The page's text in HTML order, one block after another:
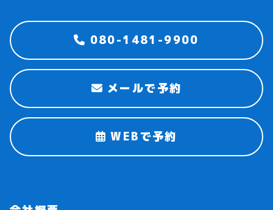
080-1481-9900
メールで予約
WEBで予約